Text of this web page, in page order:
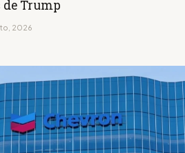
Trump
2026